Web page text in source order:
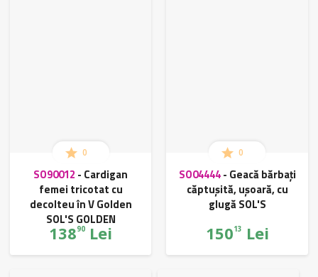
0
SO90012 - Cardigan
femei tricotat cu
decolteu în V Golden
SOL'S GOLDEN
13890 Lei
0
SO04444- Geacă bărbați
căptușită, ușoară, cu
glugă SOL'S
15013 Lei